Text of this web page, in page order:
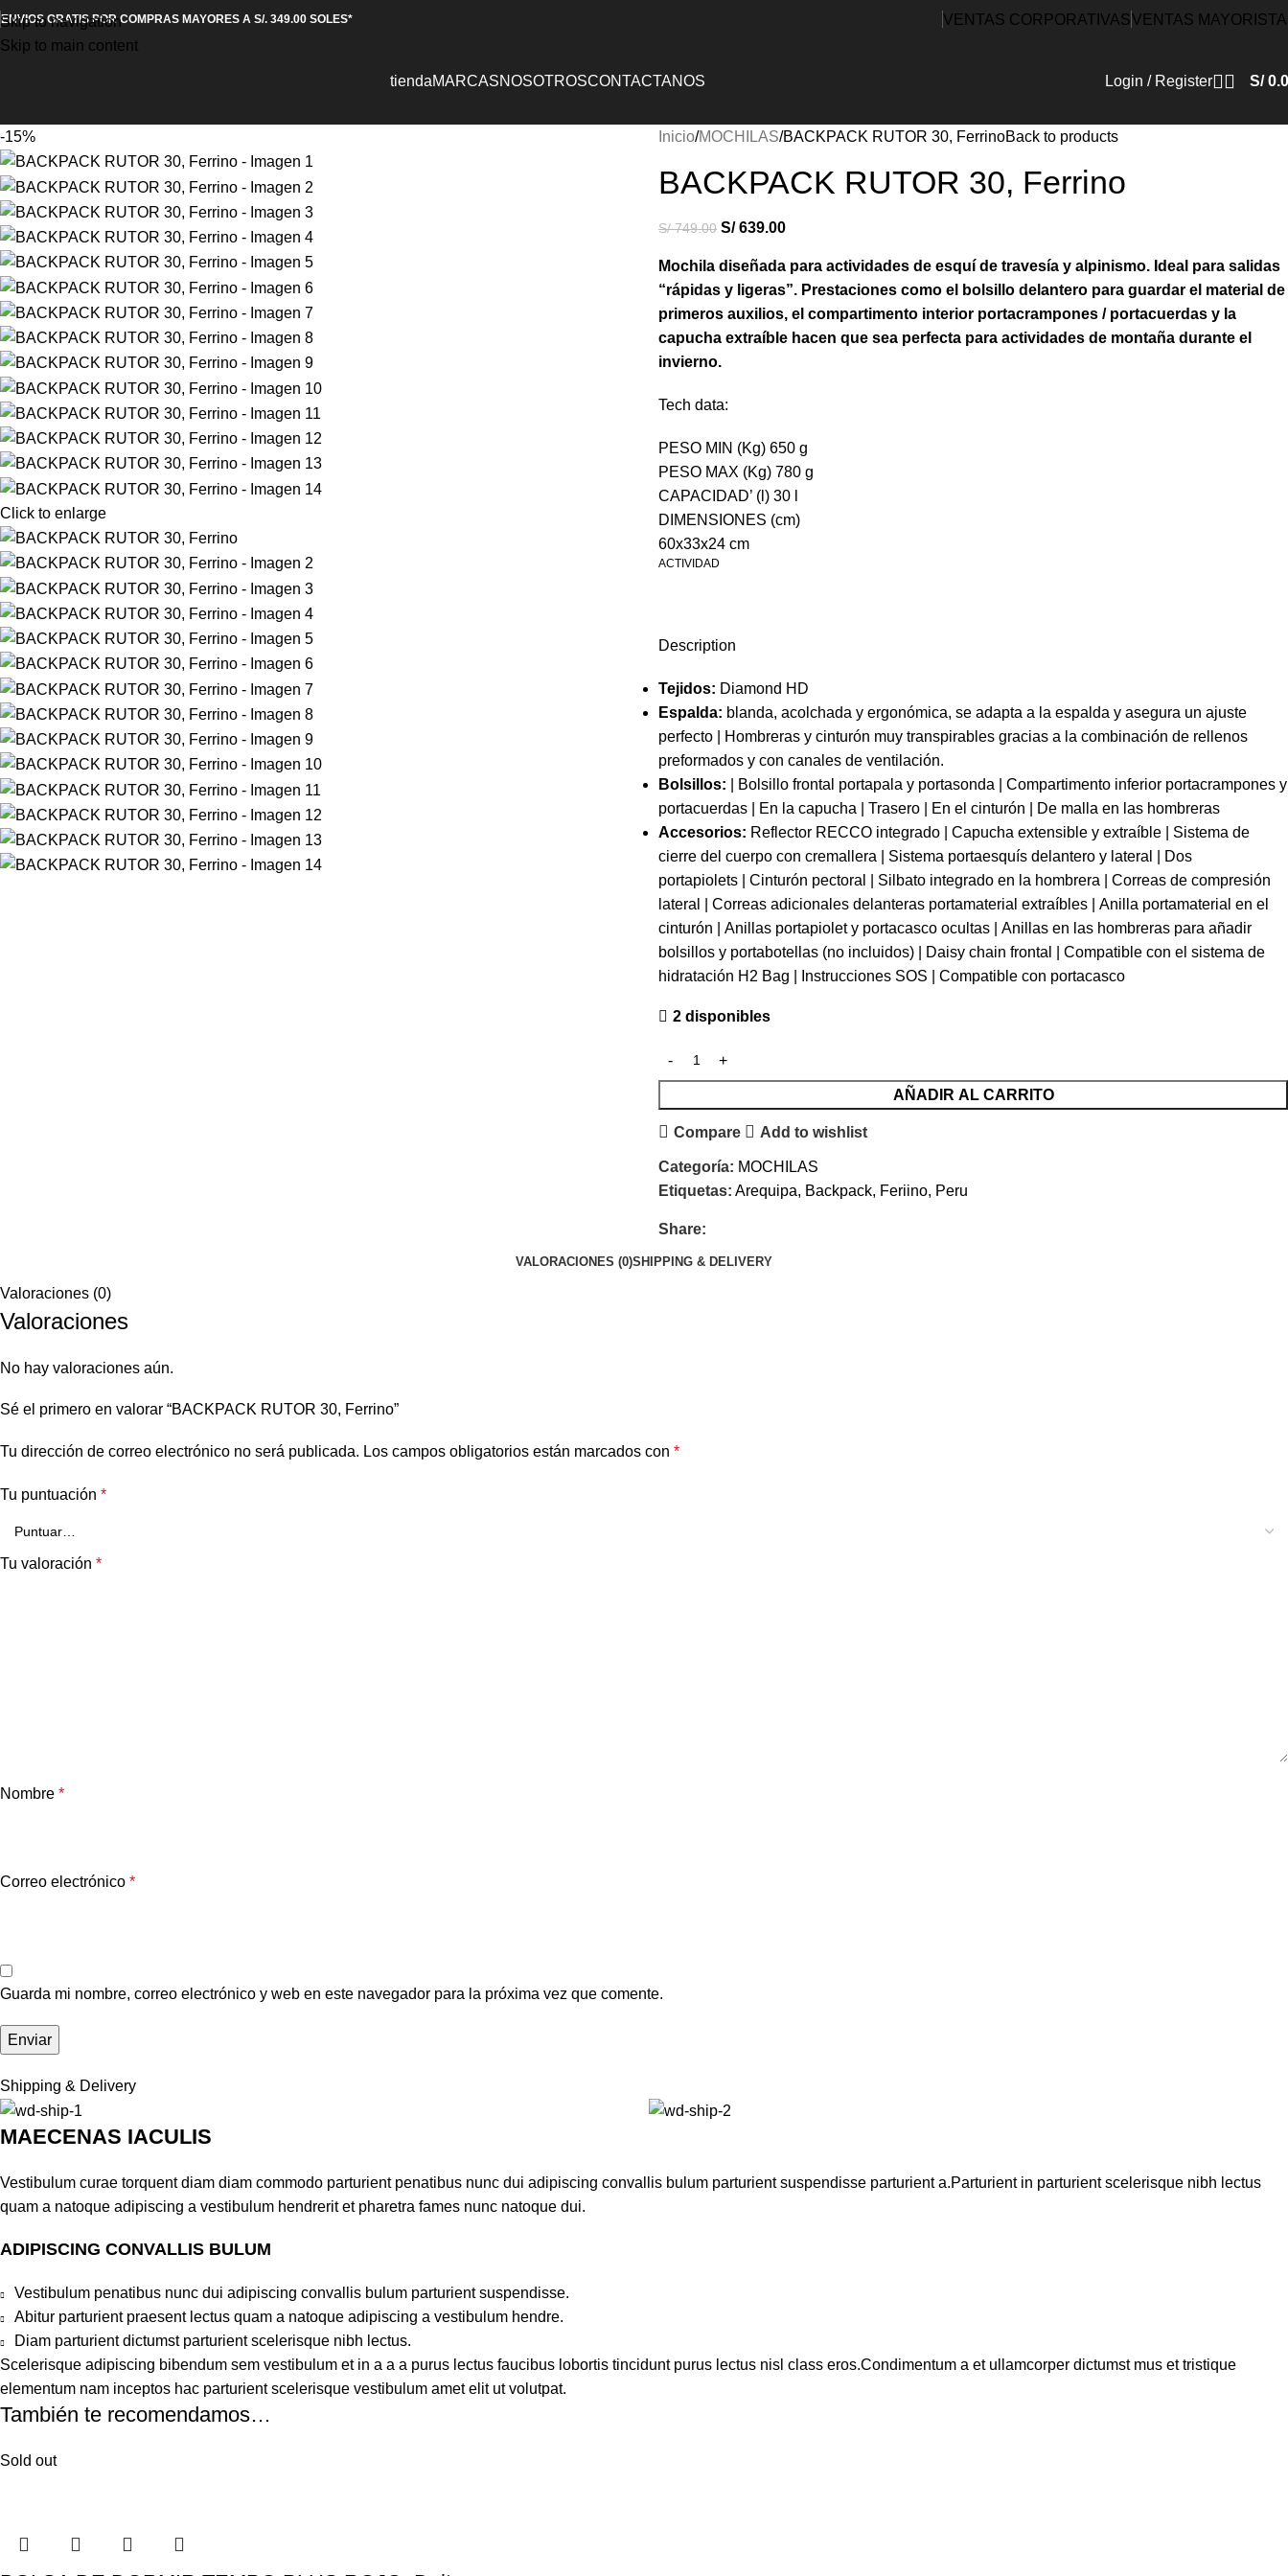
Skip to navigation
Skip to main content
ENVIOS GRATIS POR COMPRAS MAYORES A S/. 349.00 SOLES* VENTAS CORPORATIVASVENTAS
tiendaMARCASNOSOTROSCONTACTANOS Login / Register S/
-15%
Click to enlarge
Inicio MOCHILAS BACKPACK RUTOR 30, FerrinoBack to products
BACKPACK RUTOR 30, Ferrino
S/749.00 S/639.00
Mochila diseñada para actividades de esquí de travesía y alpinismo. Ideal para salidas
“rápidas y ligeras”. Prestaciones como el bolsillo delantero para guardar el material de
primeros auxilios, el compartimento interior portacrampones / portacuerdas y la
capucha extraíble hacen que sea perfecta para actividades de montaña durante el
invierno.
Tech data:
PESO MIN (Kg) 650 g
PESO MAX (Kg) 780 g
CAPACIDAD’ (l) 30 l
DIMENSIONES (cm)
60x33x24 cm
ACTIVIDAD
Description
Tejidos: Diamond HD
Espalda: blanda, acolchada y ergonómica, se adapta a la espalda y asegura un ajuste
perfecto | Hombreras y cinturón muy transpirables gracias a la combinación de rellenos
preformados y con canales de ventilación.
Bolsillos: | Bolsillo frontal portapala y portasonda | Compartimento inferior portacrampones y
portacuerdas | En la capucha | Trasero | En el cinturón | De malla en las hombreras
Accesorios: Reflector RECCO integrado | Capucha extensible y extraíble | Sistema de
cierre del cuerpo con cremallera | Sistema portaesquís delantero y lateral | Dos
portapiolets | Cinturón pectoral | Silbato integrado en la hombrera | Correas de compresión
lateral | Correas adicionales delanteras portamaterial extraíbles | Anilla portamaterial en el
cinturón | Anillas portapiolet y portacasco ocultas | Anillas en las hombreras para añadir
bolsillos y portabotellas (no incluidos) | Daisy chain frontal | Compatible con el sistema de
hidratación H2 Bag | Instrucciones SOS | Compatible con portacasco
2 disponibles
AÑADIR AL CARRITO
Compare Add to wishlist
Categoría: MOCHILAS
Etiquetas: Arequipa, Backpack, Feriino, Peru
Share:
VALORACIONES (0)SHIPPING & DELIVERY
Valoraciones (0)
Valoraciones
No hay valoraciones aún.
Sé el primero en valorar “BACKPACK RUTOR 30, Ferrino”
Tu dirección de correo electrónico no será publicada. Los campos obligatorios están marcados con *
Tu puntuación *
Tu valoración *
Nombre *
Correo electrónico *
Guarda mi nombre, correo electrónico y web en este navegador para la próxima vez que comente.
Shipping & Delivery
MAECENAS IACULIS
Vestibulum curae torquent diam diam commodo parturient penatibus nunc dui adipiscing convallis bulum parturient suspendisse parturient a.Parturient in parturient scelerisque nibh lectus
quam a natoque adipiscing a vestibulum hendrerit et pharetra fames nunc natoque dui.
ADIPISCING CONVALLIS BULUM
Vestibulum penatibus nunc dui adipiscing convallis bulum parturient suspendisse.
Abitur parturient praesent lectus quam a natoque adipiscing a vestibulum hendre.
Diam parturient dictumst parturient scelerisque nibh lectus.
Scelerisque adipiscing bibendum sem vestibulum et in a a a purus lectus faucibus lobortis tincidunt purus lectus nisl class eros.Condimentum a et ullamcorper dictumst mus et tristique
elementum nam inceptos hac parturient scelerisque vestibulum amet elit ut volutpat.
También te recomendamos…
Sold out